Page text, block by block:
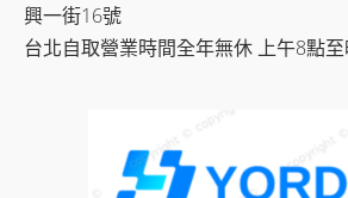
興一街16號
台北自取營業時間全年無休 上午8點